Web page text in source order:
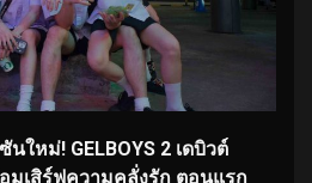
นใหม่! GELBOYS 2 เดบิวต์
มเสิร์ฟความคลั่งรัก ตอนแรก